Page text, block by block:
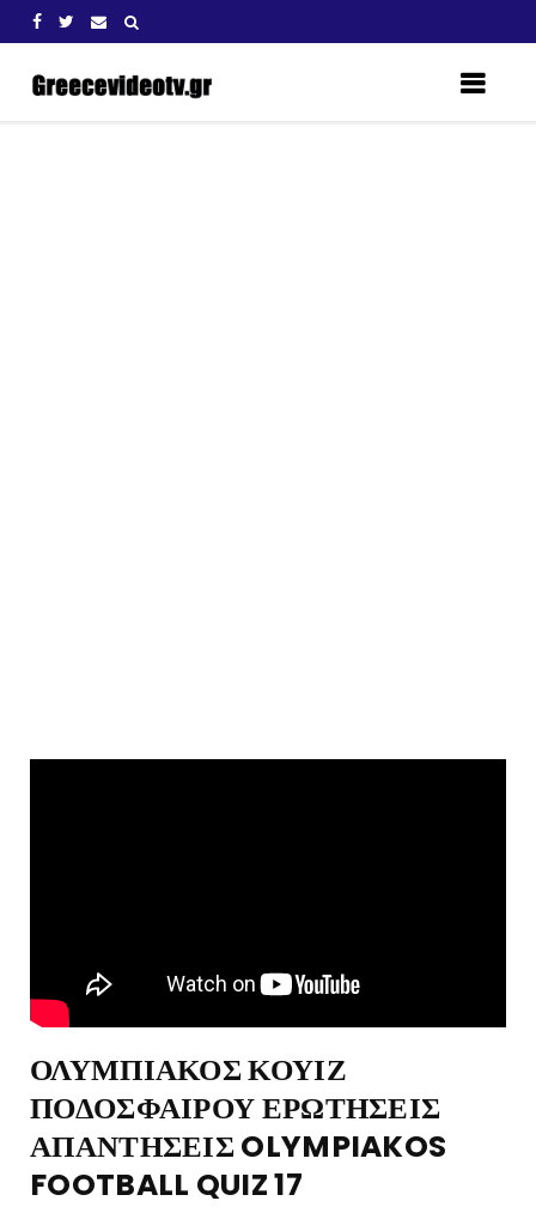
ΟΛΥΜΠΙΑΚΟΣ ΚΟΥΙΖ
ΠΟΔΟΣΦΑΙΡΟΥ ΕΡΩΤΗΣΕΙΣ
ΑΠΑΝΤΗΣΕΙΣ OLYMPIAKOS
FOOTBALL QUIZ 17